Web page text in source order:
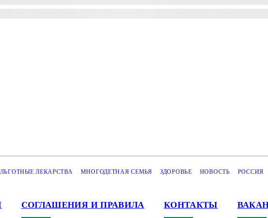
ЛЬГОТНЫЕ ЛЕКАРСТВА МНОГОДЕТНАЯ СЕМЬЯ ЗДОРОВЬЕ НОВОСТЬ РОССИЯ
СОГЛАШЕНИЯ И ПРАВИЛА КОНТАКТЫ